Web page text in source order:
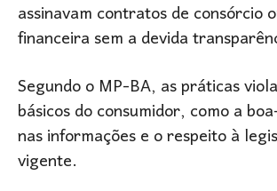
assinavam contratos de consórcio
financeira sem a devida
Segundo o MP-BA, as práticas
básicos do consumidor, como a
nas informações e o respeito à
vigente.